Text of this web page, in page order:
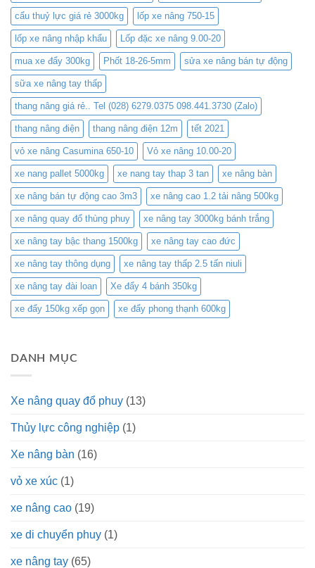
cẩu thuỷ lực giá rẻ 3000kg lốp xe nâng 750-15
lốp xe nâng nhập khẩu Lốp đặc xe nâng 9.00-20
mua xe đẩy 300kg Phốt 18-26-5mm sửa xe nâng bán tự động
sữa xe nâng tay thấp
thang nâng giá rẻ.. Tel (028) 6279.0375 098.441.3730 (Zalo)
thang nâng điện thang nâng điện 12m tết 2021
vỏ xe nâng Casumina 650-10 Vỏ xe nâng 10.00-20
xe nang pallet 5000kg xe nang tay thap 3 tan xe nâng bàn
xe nâng bán tự động cao 3m3 xe nâng cao 1.2 tải nâng 500kg
xe nâng quay đổ thùng phuy xe nâng tay 3000kg bánh trắng
xe nâng tay bậc thang 1500kg xe nâng tay cao đức
xe nâng tay thông dụng xe nâng tay thấp 2.5 tấn niuli
xe nâng tay đài loan Xe đẩy 4 bánh 350kg
xe đẩy 150kg xếp gọn xe đẩy phong thạnh 600kg
DANH MỤC
Xe nâng quay đổ phuy (13)
Thủy lực công nghiệp (1)
Xe nâng bàn (16)
vỏ xe xúc (1)
xe nâng cao (19)
xe di chuyển phuy (1)
xe nâng tay (65)